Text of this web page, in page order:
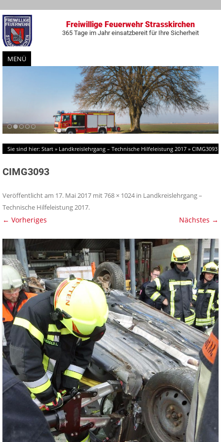
Freiwillige Feuerwehr Strasskirchen
365 Tage im Jahr einsatzbereit für Ihre Sicherheit
MENÜ
Zum
Inhalt
springen
Sie sind hier: Start » Landkreislehrgang – Technische Hilfeleistung 2017 » CIMG3093
CIMG3093
Veröffentlicht am 17. Mai 2017 mit768 × 1024 in Landkreislehrgang –
Technische Hilfeleistung 2017.
← Vorheriges Nächstes →